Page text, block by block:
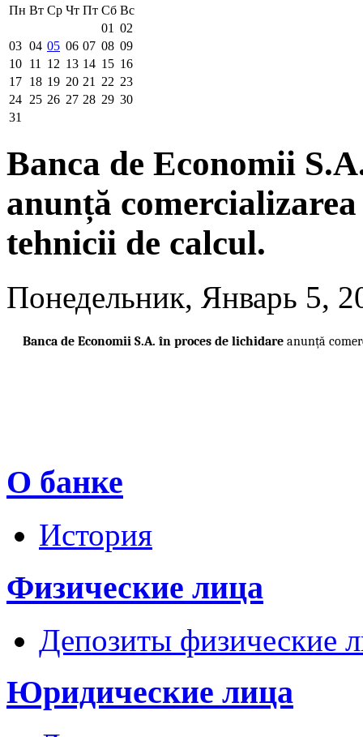
Пн Вт Ср Чт Пт Сб Вс
01 02
03 04 05 06 07 08 09
10 11 12 13 14 15 16
17 18 19 20 21 22 23
24 25 26 27 28 29 30
31
Banca de Economii
anunță
tehnicii de calcul.
Понедельник, Январь 5,
Banca de Economii S.A. în proces de lichidare anunță
О банке
История
Физические лица
Депозиты физические
Юридические лица